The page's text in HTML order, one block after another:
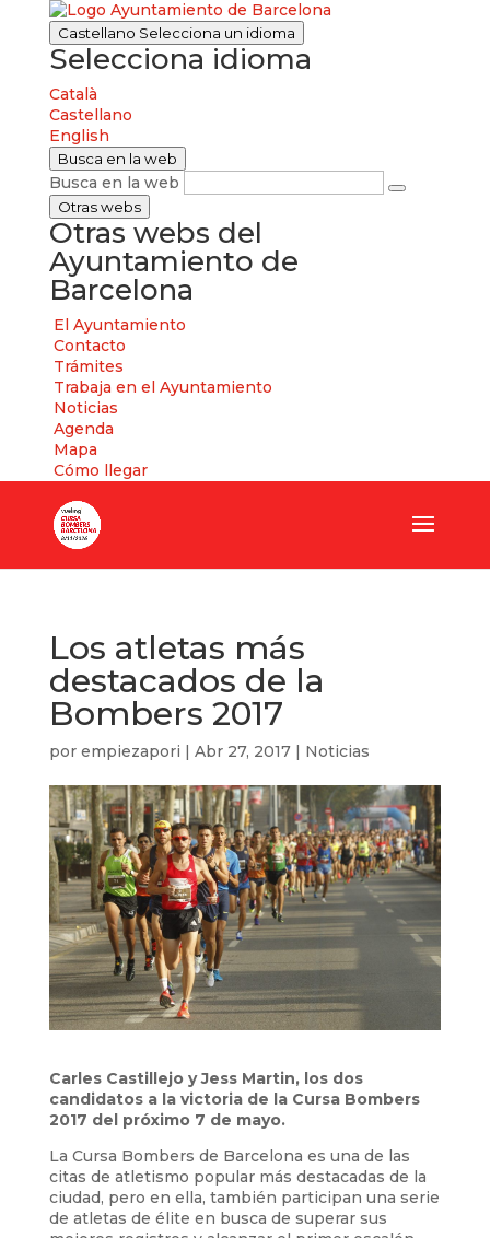
Castellano Selecciona un idioma
Selecciona idioma
Català
Castellano
English
Busca en la web
Busca en la web
Otras webs
Otras webs del
Ayuntamiento de
Barcelona
El Ayuntamiento
Contacto
Trámites
Trabaja en el Ayuntamiento
Noticias
Agenda
Mapa
Cómo llegar
Los atletas más
destacados de la
Bombers 2017
por empiezapori | Abr 27, 2017| Noticias
Carles Castillejo y Jess Martin, los dos
candidatos a la victoria de la Cursa Bombers
2017 del próximo 7 de mayo.
La Cursa Bombers de Barcelona es una de las
citas de atletismo popular más destacadas de la
ciudad, pero en ella, también participan una serie
de atletas de élite en busca de superar sus